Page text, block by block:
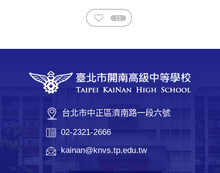
11
台北市中正區濟南路一段六號
02-2321-2666
kainan@knvs.tp.edu.tw